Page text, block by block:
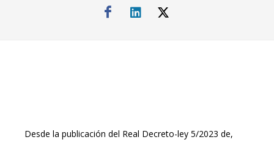
Desde la publicación del Real Decreto-ley 5/2023 de,